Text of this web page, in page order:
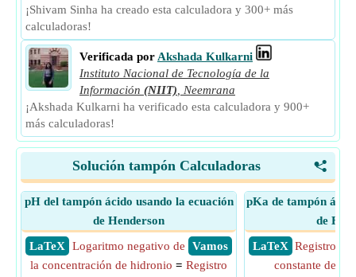
¡Shivam Sinha ha creado esta calculadora y 300+ más
calculadoras!
Verificada por Akshada Kulkarni
Instituto Nacional de Tecnología de la
Información (NIIT)
Neemrana
¡Akshada Kulkarni ha verificado esta calculadora y 900+
más calculadoras!
<
Solución tampón Calculadoras
pH del tampón ácido usando la ecuación
de Henderson
​ LaTeX
​ Vamos
Logaritmo negativo de
la concentración de hidronio = Registro
pKa de tampón
de
​ LaTeX Registro
constante de